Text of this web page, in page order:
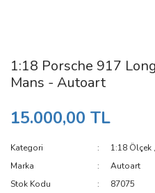
1:18 Porsche 917
Mans - Autoart
15.000,00 TL
Kategori 1:18 Ölçek ,
Marka
Autoart
Stok Kodu
87075